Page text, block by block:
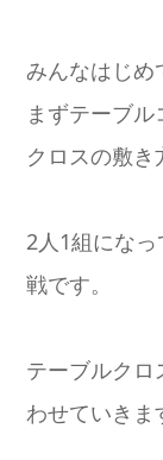
みんなはじめ
まずテーブ
クロスの敷き
2人1組にな
戦です。
テーブルクロ
わせていきま